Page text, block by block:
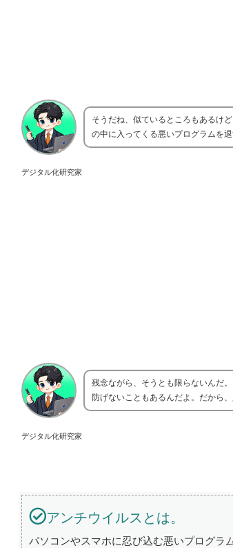
デジタル化研究家
そうだね、似ているところもあるけ
の中に入ってくる悪いプログラムを
デジタル化研究家
残念ながら、そうとも限らないんだ
防げないこともあるんだよ。だから
アンチウイルスとは。
パソコンやスマホに忍び込む悪いプログラ